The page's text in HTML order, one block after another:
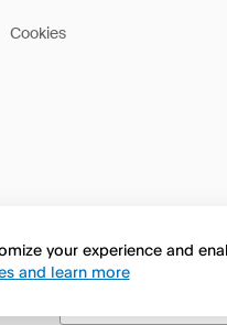
Cookies
your experience and
and learn more